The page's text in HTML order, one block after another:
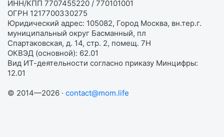
ИНН/КПП 7707455220 / 770101001
ОГРН 1217700330275
Юридический адрес: 105082, Город Москва, вн.тер.г.
муниципальный округ Басманный, пл
Спартаковская, д. 14, стр. 2, помещ. 7Н
ОКВЭД (основной): 62.01
Вид ИТ-деятельности согласно приказу Минцифры:
12.01
© 2014—2026 · contact@mom.life